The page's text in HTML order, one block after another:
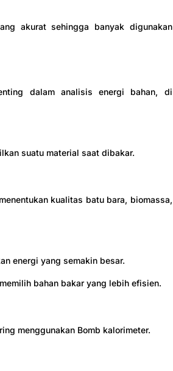
akurat sehingga banyak digunakan
dalam analisis energi bahan, di
suatu material saat dibakar.
kualitas batu bara, biomassa,
energi yang semakin besar.
bahan bakar yang lebih efisien.
menggunakan Bomb kalorimeter.